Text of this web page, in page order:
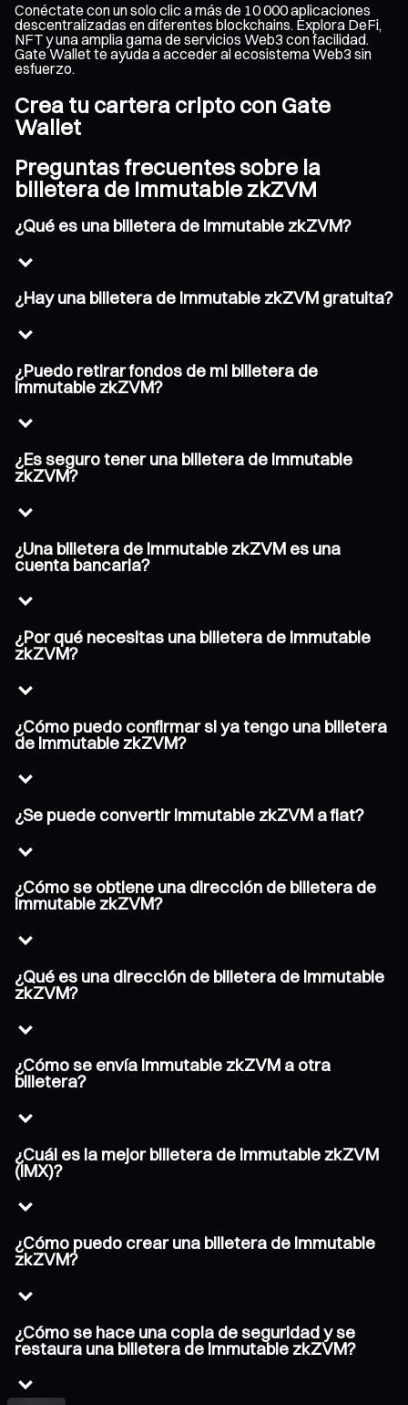
Conéctate con un solo clic a más de 10 000 aplicaciones
descentralizadas en diferentes blockchains. Explora DeFi,
NFT y una amplia gama de servicios Web3 con facilidad.
Gate Wallet te ayuda a acceder al ecosistema Web3 sin
esfuerzo.
Crea tu cartera cripto con Gate
Wallet
Preguntas frecuentes sobre la
billetera de Immutable zkZVM
¿Qué es una billetera de Immutable zkZVM?
¿Hay una billetera de Immutable zkZVM gratuita?
¿Puedo retirar fondos de mi billetera de
Immutable zkZVM?
¿Es seguro tener una billetera de Immutable
zkZVM?
¿Una billetera de Immutable zkZVM es una
cuenta bancaria?
¿Por qué necesitas una billetera de Immutable
zkZVM?
¿Cómo puedo confirmar si ya tengo una billetera
de Immutable zkZVM?
¿Se puede convertir Immutable zkZVM a fiat?
¿Cómo se obtiene una dirección de billetera de
Immutable zkZVM?
¿Qué es una dirección de billetera de Immutable
zkZVM?
¿Cómo se envía Immutable zkZVM a otra
billetera?
¿Cuál es la mejor billetera de Immutable zkZVM
(IMX)?
¿Cómo puedo crear una billetera de Immutable
zkZVM?
¿Cómo se hace una copia de seguridad y se
restaura una billetera de Immutable zkZVM?